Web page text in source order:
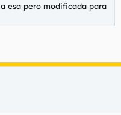
esa pero modificada para